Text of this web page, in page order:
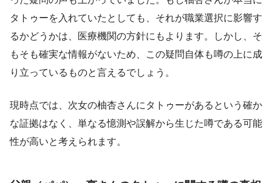
タトゥーを入れていたとしても、それが職業選択に影響す
るかどうかは、医療機関の方針にもよります。しかし、そ
もそも確実な情報がないため、この疑問自体も噂の上に成
り立っているものと言えるでしょう。
現時点では、次女の柚杏さんにタトゥーがあるという確か
な証拠はなく、単なる憶測や誤解から生じた噂である可能
性が高いと考えられます。